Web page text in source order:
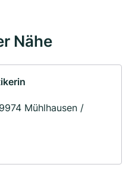
Nähe
Mühlhausen /